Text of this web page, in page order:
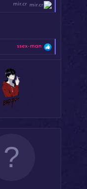
mir.cr
ا
:
ssex-man